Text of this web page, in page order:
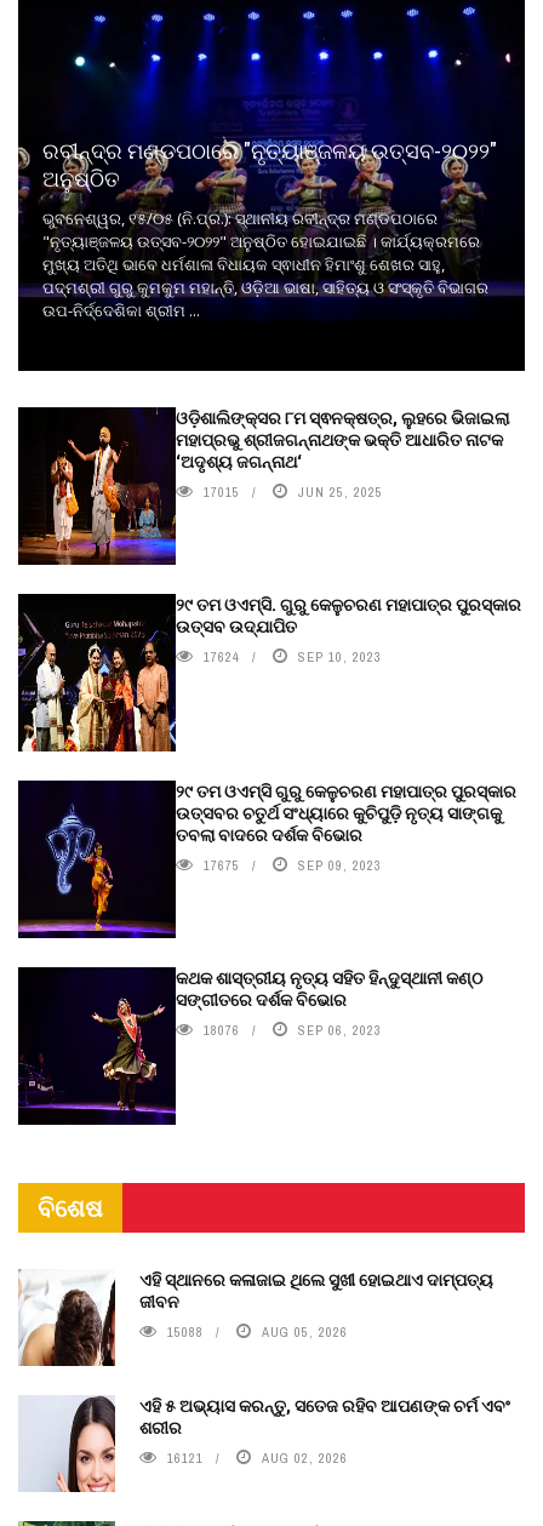
ରବୀନ୍ଦ୍ର ମଣ୍ଡପଠାରେ "ନୃତ୍ୟାଞ୍ଜଳୟ ଉତ୍ସବ-୨୦୨୨"
ଅନୁଷ୍ଠିତ
ଭୁବନେଶ୍ୱର, ୧୫/୦୫ (ନି.ପ୍ର.): ସ୍ଥାନୀୟ ରବୀନ୍ଦ୍ର ମଣ୍ଡପଠାରେ
"ନୃତ୍ୟାଞ୍ଜଳୟ ଉତ୍ସବ-୨୦୨୨" ଅନୁଷ୍ଠିତ ହୋଇଯାଇଛି । କାର୍ଯ୍ୟକ୍ରମରେ
ମୁଖ୍ୟ ଅତିଥି ଭାବେ ଧର୍ମଶାଳା ବିଧାୟକ ସ୍ଵାଧୀନ ହିମାଂଶୁ ଶେଖର ସାହୁ,
ପଦ୍ମଶ୍ରୀ ଗୁରୁ କୁମକୁମ ମହାନ୍ତି, ଓଡ଼ିଆ ଭାଷା, ସାହିତ୍ୟ ଓ ସଂସ୍କୃତି ବିଭାଗର
ଉପ-ନିର୍ଦ୍ଦେଶିକା ଶ୍ରୀମ ...
ଓଡ଼ିଶାଲିଙ୍କ୍ସର ୮ମ ସ୍ଵନକ୍ଷତ୍ର, ଲୁହରେ ଭିଜାଇଲା
ମହାପ୍ରଭୁ ଶ୍ରୀଜଗନ୍ନାଥଙ୍କ ଭକ୍ତି ଆଧାରିତ ନାଟକ
‘ଅଦୃଶ୍ୟ ଜଗନ୍ନାଥ‘
17015 JUN 25, 2025
୨୯ ତମ ଓଏମ୍‌ସି. ଗୁରୁ କେଳୁଚରଣ ମହାପାତ୍ର ପୁରସ୍କାର
ଉତ୍ସବ ଉଦ୍‍ଯାପିତ
17624 SEP 10, 2023
୨୯ ତମ ଓଏମ୍‌ସି ଗୁରୁ କେଳୁଚରଣ ମହାପାତ୍ର ପୁରସ୍କାର
ଉତ୍ସବର ଚତୁର୍ଥ ସଂଧ୍ୟାରେ କୁଚିପୁଡ଼ି ନୃତ୍ୟ ସାଙ୍ଗକୁ
ତବଲା ବାଦରେ ଦର୍ଶକ ବିଭୋର
17675 SEP 09, 2023
କଥକ ଶାସ୍ତ୍ରୀୟ ନୃତ୍ୟ ସହିତ ହିନ୍ଦୁସ୍ଥାନୀ କଣ୍ଠ
ସଙ୍ଗୀତରେ ଦର୍ଶକ ବିଭୋର
18076 SEP 06, 2023
ବିଶେଷ
ଏହି ସ୍ଥାନରେ କଳାଜାଇ ଥିଲେ ସୁଖୀ ହୋଇଥାଏ ଦାମ୍ପତ୍ୟ
ଜୀବନ
15088 AUG 05, 2026
ଏହି ୫ ଅଭ୍ୟାସ କରନ୍ତୁ, ସତେଜ ରହିବ ଆପଣଙ୍କ ଚର୍ମ ଏବଂ
ଶରୀର
16121 AUG 02, 2026